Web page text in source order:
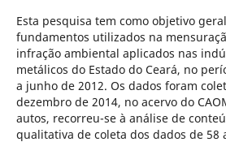
Esta pesquisa tem como objetivo
fundamentos utilizados na
infração ambiental aplicados nas
metálicos do Estado do Ceará, no
a junho de 2012. Os dados foram
dezembro de 2014, no acervo do
autos, recorreu-se à análise de
qualitativa de coleta dos dados de 58